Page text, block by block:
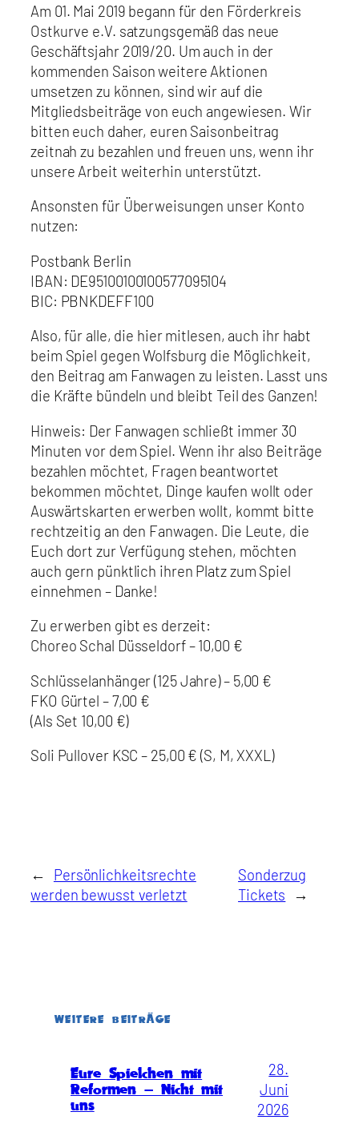
Am 01. Mai 2019 begann für den Förderkreis
Ostkurve e.V. satzungsgemäß das neue
Geschäftsjahr 2019/20. Um auch in der
kommenden Saison weitere Aktionen
umsetzen zu können, sind wir auf die
Mitgliedsbeiträge von euch angewiesen. Wir
bitten euch daher, euren Saisonbeitrag
zeitnah zu bezahlen und freuen uns, wenn ihr
unsere Arbeit weiterhin unterstützt.
Ansonsten für Überweisungen unser Konto
nutzen:
Postbank Berlin
IBAN: DE95100100100577095104
BIC: PBNKDEFF100
Also, für alle, die hier mitlesen, auch ihr habt
beim Spiel gegen Wolfsburg die Möglichkeit,
den Beitrag am Fanwagen zu leisten. Lasst uns
die Kräfte bündeln und bleibt Teil des Ganzen!
Hinweis: Der Fanwagen schließt immer 30
Minuten vor dem Spiel. Wenn ihr also Beiträge
bezahlen möchtet, Fragen beantwortet
bekommen möchtet, Dinge kaufen wollt oder
Auswärtskarten erwerben wollt, kommt bitte
rechtzeitig an den Fanwagen. Die Leute, die
Euch dort zur Verfügung stehen, möchten
auch gern pünktlich ihren Platz zum Spiel
einnehmen – Danke!
Zu erwerben gibt es derzeit:
Choreo Schal Düsseldorf – 10,00 €
Schlüsselanhänger (125 Jahre) – 5,00 €
FKO Gürtel – 7,00 €
(Als Set 10,00 €)
Soli Pullover KSC – 25,00 € (S, M, XXXL)
←
Persönlichkeitsrechte
werden bewusst verletzt
Sonderzug
Tickets
→
WEITERE BEITRÄGE
Eure Spielchen mit
Reformen – Nicht mit
uns
28.
Juni
2026